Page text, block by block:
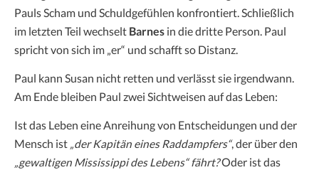
Pauls Scham und Schuldgefühlen konfrontiert. Schließlich
im letzten Teil wechselt Barnes in die dritte Person. Paul
spricht von sich im „er“ und schafft so Distanz.
Paul kann Susan nicht retten und verlässt sie irgendwann.
Am Ende bleiben Paul zwei Sichtweisen auf das Leben:
Ist das Leben eine Anreihung von Entscheidungen und der
Mensch ist „der Kapitän eines Raddampfers“, der über den
„gewaltigen Mississippi des Lebens“ fährt?Oder ist das